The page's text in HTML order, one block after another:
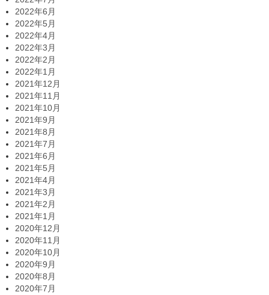
2022年6月
2022年5月
2022年4月
2022年3月
2022年2月
2022年1月
2021年12月
2021年11月
2021年10月
2021年9月
2021年8月
2021年7月
2021年6月
2021年5月
2021年4月
2021年3月
2021年2月
2021年1月
2020年12月
2020年11月
2020年10月
2020年9月
2020年8月
2020年7月